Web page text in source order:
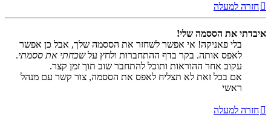
חזרה למעלה
איבדתי את הססמה שלי!
בלי פאניקה! אי אפשר לשחזר את הססמה שלך, אבל כן אפשר
לאפס אותה. בקר בדף ההתחברות ולחץ עלשכחתי את ססמתי.
עקוב אחר ההוראות ותוכל להתחבר שוב תוך זמן קצר.
אם בכל זאת לא תצליח לאפס את הססמה, צור קשר עם מנהל
ראשי
חזרה למעלה